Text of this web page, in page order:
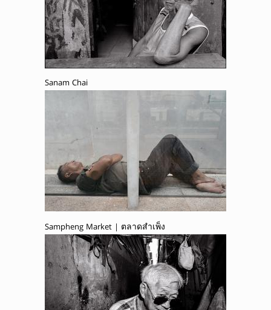
Sanam Chai
Sampheng Market | ตลาดสำเพ็ง